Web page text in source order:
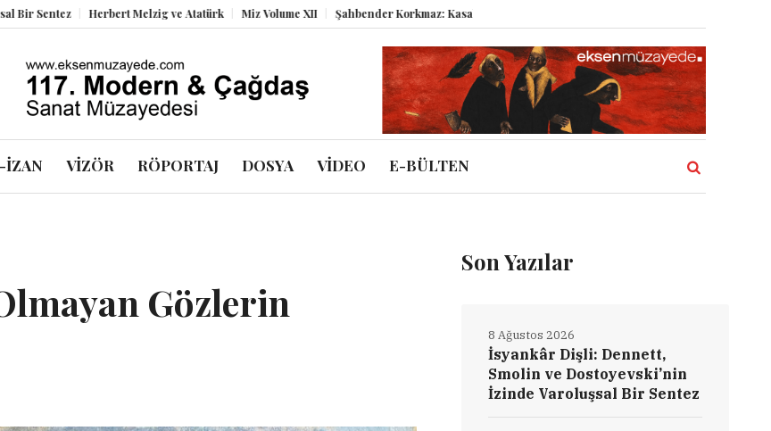
Herbert Melzig ve Atatürk Miz Volume XII Şahbender Korkmaz: Kasabanın Kuyu Dibinden Dünyaya Bakmak!
İZAN VİZÖR RÖPORTAJ DOSYA VİDEO E-BÜLTEN
Gözlerin
Son Yazılar
İsyankâr Dişli: Dennett,
Smolin ve Dostoyevski’nin
İzinde Varoluşsal Bir Sentez
8 Ağustos 2026